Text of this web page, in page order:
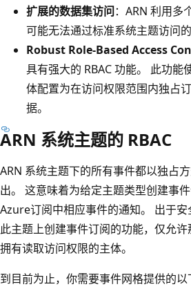
扩展的数据集访问：ARN 利用多
可能无法通过标准系统主题访问的
Robust Role-Based Access
具有强大的 RBAC 功能。 此功能
体配置为在访问权限范围内独占
据。
ARN 系统主题的 RBAC
ARN 系统主题下的所有事件都以独占
出。 这意味着为给定主题类型创建事
Azure订阅中相应事件的通知。 出于
此主题上创建事件订阅的功能，仅允
拥有读取访问权限的主体。
到目前为止，你需要事件网格提供的